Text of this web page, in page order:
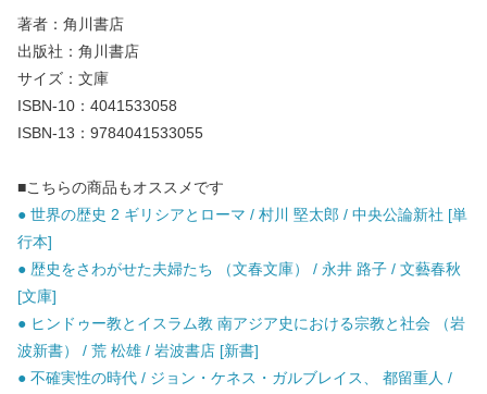
著者：角川書店
出版社：角川書店
サイズ：文庫
ISBN-10：4041533058
ISBN-13：9784041533055
■こちらの商品もオススメです
● 世界の歴史 2 ギリシアとローマ / 村川 堅太郎 / 中央公論新社 [単
行本]
● 歴史をさわがせた夫婦たち （文春文庫） / 永井 路子 / 文藝春秋
[文庫]
● ヒンドゥー教とイスラム教 南アジア史における宗教と社会 （岩
波新書） / 荒 松雄 / 岩波書店 [新書]
● 不確実性の時代 / ジョン・ケネス・ガルブレイス、 都留重人 /